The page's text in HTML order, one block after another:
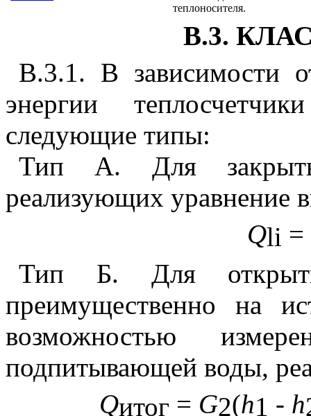
теплоносителя.
В.3.
В.3.1. В зависимости
энергии
следующие типы:
Тип А. Для
реализующих уравнение
Qli =
Тип Б. Для
преимущественно на
возможностью
подпитывающей воды,
Qитог = G2(h1 - h